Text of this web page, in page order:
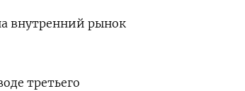
внутренний рынок
третьего